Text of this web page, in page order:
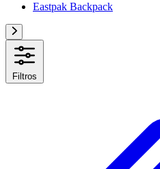
Eastpak Backpack
Filtros